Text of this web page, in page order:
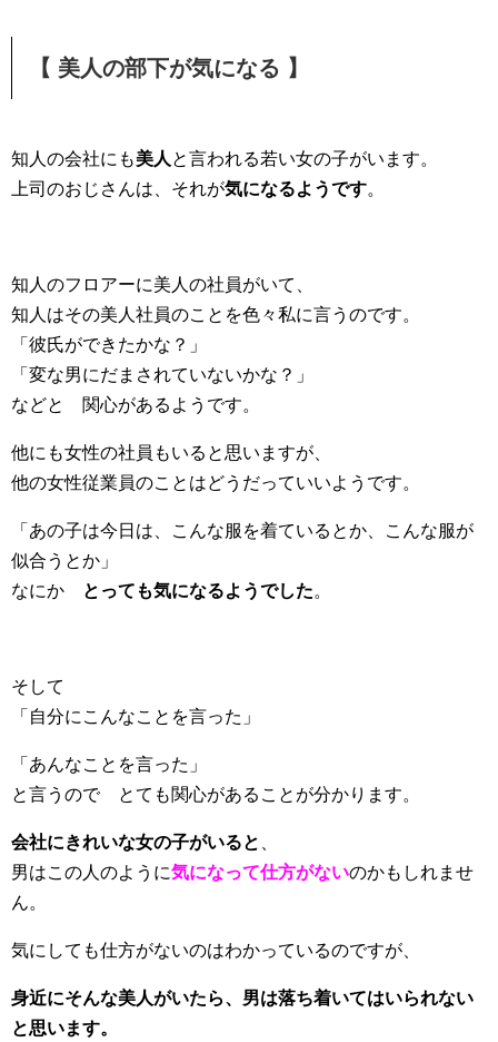
【 美人の部下が気になる 】
知人の会社にも美人 と言われる若い女の子がいます。
上司のおじさんは、それが気になるようです。
知人のフロアーに美人の社員がいて、
知人はその美人社員のことを色々私に言うのです。
「彼氏ができたかな？」
「変な男にだまされていないかな？」
などと 関心があるようです。
他にも女性の社員もいると思いますが、
他の女性従業員のことはどうだっていいようです。
「あの子は今日は、こんな服を着ているとか、こんな服が
似合うとか」
なにか
とっても気になるようでした。
そして
「自分にこんなことを言った」
「あんなことを言った」
と言うので とても関心があることが分かります。
会社にきれいな女の子がいると
男はこの人のように気になって仕方がないのかもしれませ
ん。
気にしても仕方がないのはわかっているのですが、
身近にそんな美人がいたら、男は落ち着いてはいられない
と思います。